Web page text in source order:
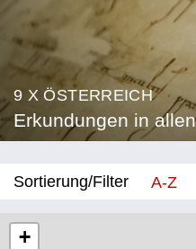
9 X ÖSTERREICH
Erkundungen in
Sortierung/Filter
A-Z
+